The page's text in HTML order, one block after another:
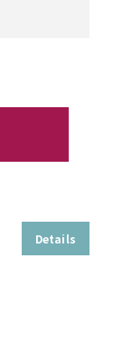
Details